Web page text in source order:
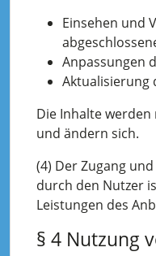
Einsehen und
Anpassungen
Aktualisierung
Die Inhalte
und ändern sich.
(4) Der Zugang
durch den Nutzer
Leistungen des
§ 4 Nutzung